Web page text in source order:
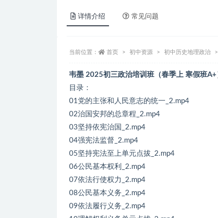
详情介绍 常见问题
当前位置： 首页 初中资源 初中历史地理政治
韦墨 2025初三政治培训班（春季上 寒假班A+
目录：
01党的主张和人民意志的统一_2.mp4
02治国安邦的总章程_2.mp4
03坚持依宪治国_2.mp4
04强宪法监督_2.mp4
05坚持宪法至上单元点拔_2.mp4
06公民基本权利_2.mp4
07依法行使权力_2.mp4
08公民基本义务_2.mp4
09依法履行义务_2.mp4